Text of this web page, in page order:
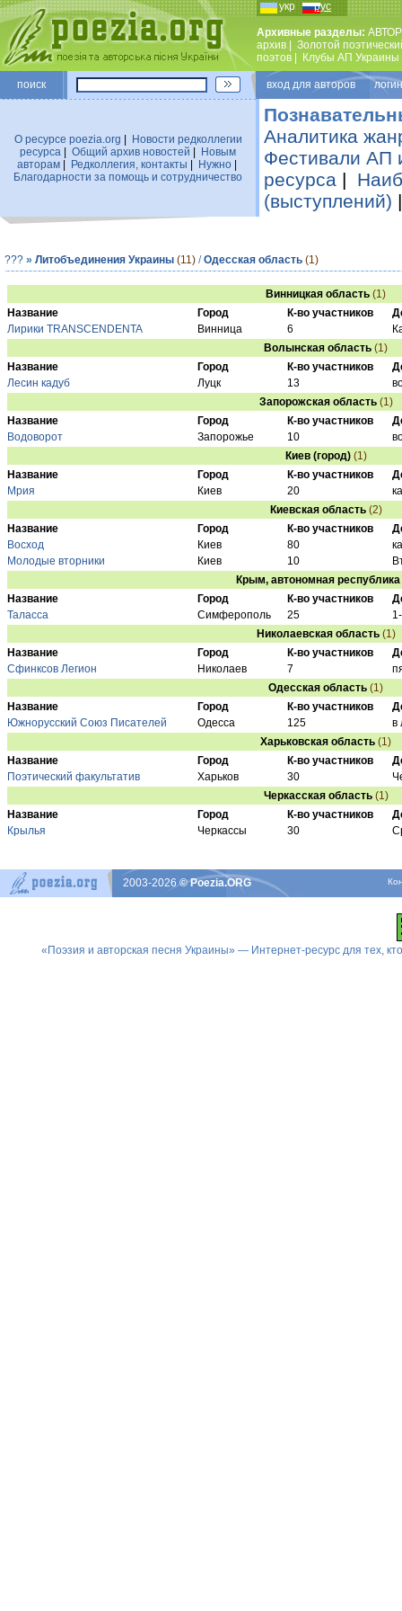
укр рус
Архивные разделы:
архив
Золотой
поэтов
Клубы АП Украины
поиск вход для авторов
О ресурсе poezia.org
Новости редколлегии
ресурса
Общий архив новостей
Новым
авторам| Редколлегия, контакты Нужно|
Благодарности за помощь и сотрудничество
Аналитика
Фестивали АП
ресурса |
(выступлений)
??? » Литобъединения Украины (11) /Одесская область (1)
Винницкая область (1)
Название
Город К-во участников
Лирики TRANSCENDENTA
Винница 6
Волынская область (1)
Название
Город К-во участников
Лесин кадуб
Луцк 13
Запорожская область (1)
Название
Город К-во участников
Водоворот
Запорожье 10
Киев (город) (1)
Название
Город К-во участников
Мрия
Киев 20
Киевская область (2)
Название
Город К-во участников
Восход
Киев 80
Молодые вторники
Киев 10
Крым, автономная республика
Название
Город К-во участников
Таласса
Симферополь 25
Николаевская область (1)
Название
Город К-во участников
Cфинксов Легион
Николаев 7
Одесская область (1)
Название
Город К-во участников
Южнорусский Союз Писателей
Одесса 125
в
Харьковская область (1)
Название
Город К-во участников
Поэтический факультатив
Харьков 30
Черкасская область (1)
Название
Город К-во участников
Крылья
Черкассы 30
2003-2026© Poezia.ORG
«Поэзия и авторская песня Украины» — Интернет-ресурс для тех,